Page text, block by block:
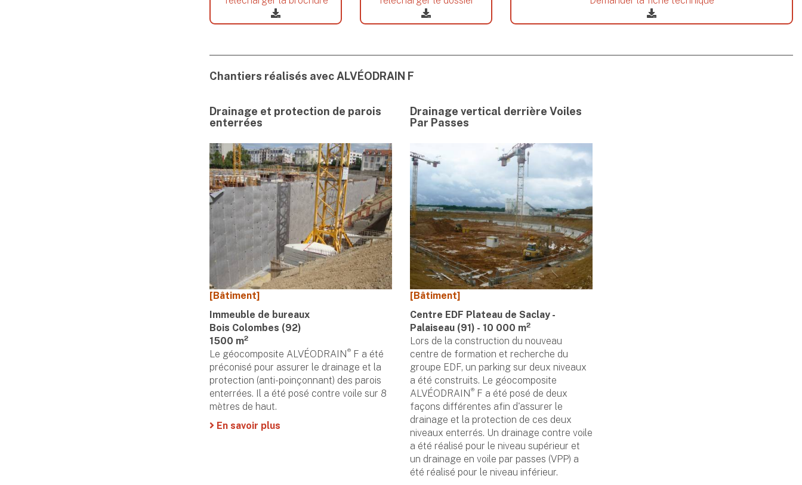
Chantiers réalisés avec ALVÉODRAIN F
Drainage et protection de parois
enterrées
[Bâtiment]
Immeuble de bureaux
Bois Colombes (92)
1500 m2
Le géocomposite ALVÉODRAIN® F a été
préconisé pour assurer le drainage et la
protection (anti-poinçonnant) des parois
enterrées. Il a été posé contre voile sur 8
mètres de haut.
En savoir plus
Drainage vertical derrière Voiles
Par Passes
[Bâtiment]
Centre EDF Plateau de Saclay -
Palaiseau (91) - 10 000 m2
Lors de la construction du nouveau
centre de formation et recherche du
groupe EDF, un parking sur deux niveaux
a été construits. Le géocomposite
ALVÉODRAIN® F a été posé de deux
façons différentes afin d'assurer le
drainage et la protection de ces deux
niveaux enterrés. Un drainage contre voile
a été réalisé pour le niveau supérieur et
un drainage en voile par passes (VPP) a
été réalisé pour le niveau inférieur.